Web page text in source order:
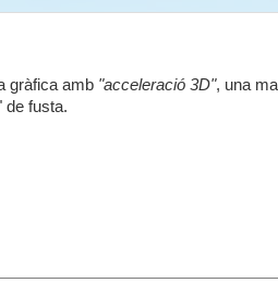
gràfica amb "acceleració 3D", una
de fusta.